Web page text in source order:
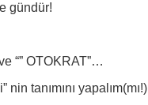
gündür!
“” OTOKRAT”…
nin tanımını yapalım(mı!)